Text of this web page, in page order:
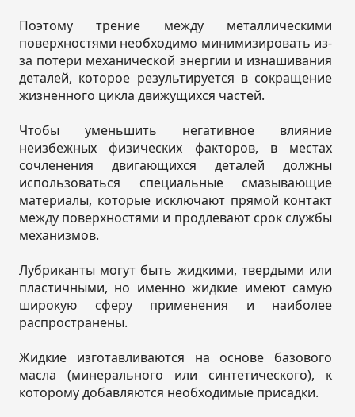
Поэтому трение между металлическими
поверхностями необходимо минимизировать из-
за потери механической энергии и изнашивания
деталей, которое результируется в сокращение
жизненного цикла движущихся частей.
Чтобы уменьшить негативное влияние
неизбежных физических факторов, в местах
сочленения двигающихся деталей должны
использоваться специальные смазывающие
материалы, которые исключают прямой контакт
между поверхностями и продлевают срок службы
механизмов.
Лубриканты могут быть жидкими, твердыми или
пластичными, но именно жидкие имеют самую
широкую сферу применения и наиболее
распространены.
Жидкие изготавливаются на основе базового
масла (минерального или синтетического), к
которому добавляются необходимые присадки.